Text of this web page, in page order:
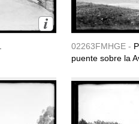
02263FMHGE -
puente sobre la